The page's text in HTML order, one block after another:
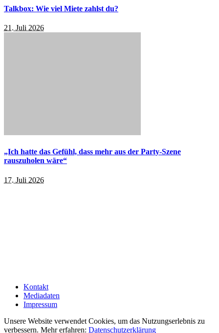
Talkbox: Wie viel Miete zahlst du?
21. Juli 2026
„Ich hatte das Gefühl, dass mehr aus der Party-Szene
rauszuholen wäre“
17. Juli 2026
Kontakt
Mediadaten
Impressum
Unsere Website verwendet Cookies, um das Nutzungserlebnis zu
verbessern. Mehr erfahren: Datenschutzerklärung